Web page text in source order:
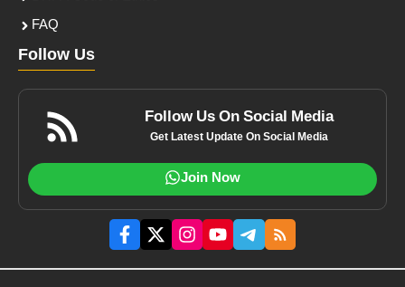
FAQ
Follow Us
Follow Us On Social Media
Get Latest Update On Social Media
Join Now